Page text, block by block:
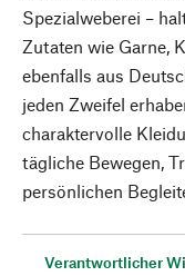
Spezialweberei –
Zutaten wie Garne,
ebenfalls aus
jeden Zweifel
charaktervolle
tägliche Bewegen,
persönlichen
Verantwortlicher